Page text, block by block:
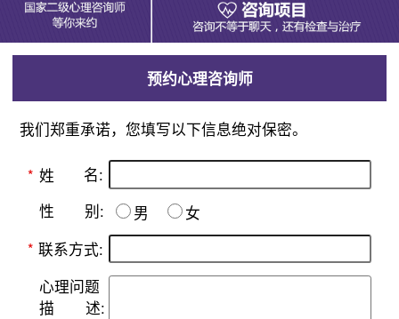
预约心理咨询师
我们郑重承诺，您填写以下信息绝对保密。
* 姓 名:
性 别: 男
女
* 联系方式:
心理问题
描
述: